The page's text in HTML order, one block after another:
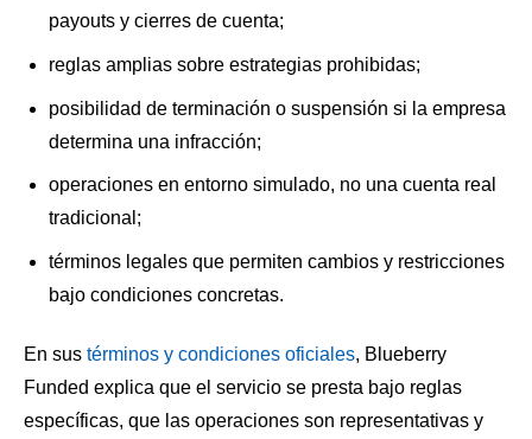
payouts y cierres de cuenta;
reglas amplias sobre estrategias prohibidas;
posibilidad de terminación o suspensión si la empresa
determina una infracción;
operaciones en entorno simulado, no una cuenta real
tradicional;
términos legales que permiten cambios y restricciones
bajo condiciones concretas.
En sus términos y condiciones oficiales, Blueberry
Funded explica que el servicio se presta bajo reglas
específicas, que las operaciones son representativas y